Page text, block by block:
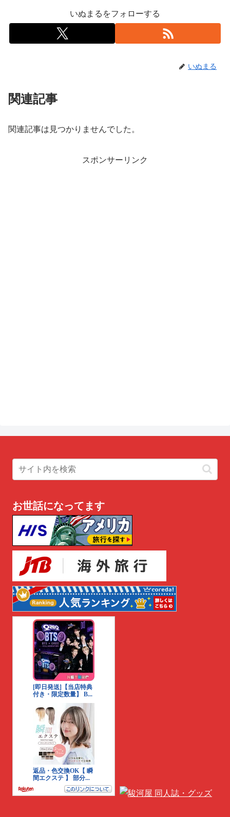
いぬまるをフォローする
いぬまる
関連記事
関連記事は見つかりませんでした。
スポンサーリンク
お世話になってます